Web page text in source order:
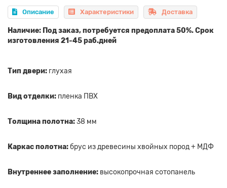
Описание Характеристики Доставка
Наличие: Под заказ, потребуется предоплата 50%. Срок
изготовления 21-45 раб.дней
Тип двери: глухая
Вид отделки: пленка ПВХ
Толщина полотна:38 мм
Каркас полотна:брус из древесины хвойных пород + МДФ
Внутреннее заполнение: высокопрочная сотопанель